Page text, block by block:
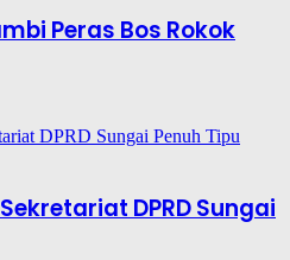
Peras Bos Rokok
DPRD Sungai